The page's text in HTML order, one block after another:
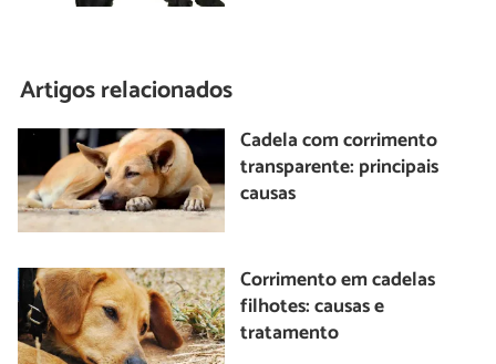
Artigos relacionados
Cadela com corrimento
transparente: principais
causas
Corrimento em cadelas
filhotes: causas e
tratamento